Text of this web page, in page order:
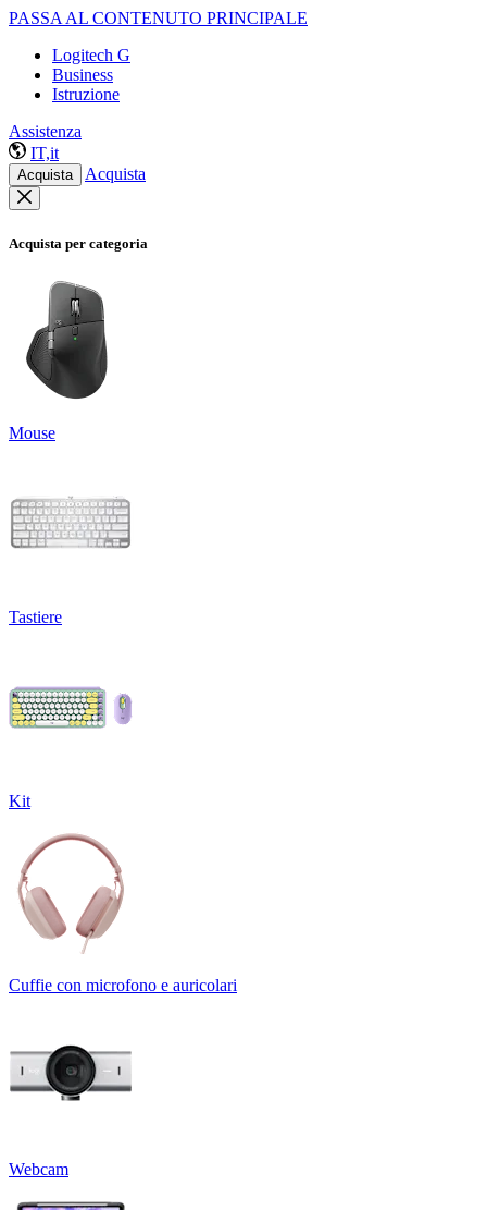
PASSA AL CONTENUTO PRINCIPALE
Logitech G
Business
Istruzione
Assistenza
IT,it
Acquista Acquista
Acquista per categoria
Mouse
Tastiere
Kit
Cuffie con microfono e auricolari
Webcam